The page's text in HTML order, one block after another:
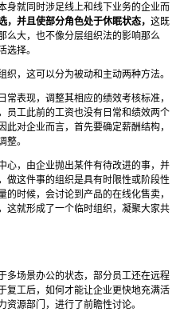
身就同时涉足线上和线下业务的企业而
并且使部分角色处于休眠状态， 这既
么大，也不像分层组织法的影响那么
选择。
，这可以分为被动和主动两种方法。
表现，调整其相应的绩效考核标准，
员工此前的工资也没有日常和绩效两个
对企业而言，首先要确定薪酬结构，
整。
心，由企业抛出某件有待改进的事，并
做这件事的组织是具有时限性或阶段性
时候，会讨论到产品的在线化售卖，
这就形成了一个临时组织，凝聚大家共
多场景办公的状态，部分员工还在远程
复工后，如何才能让企业更快地充满活
源部门，进行了前瞻性讨论。